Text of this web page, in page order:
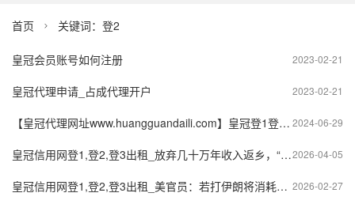
首页  关键词：登2
2023-02-21
皇冠会员账号如何注册
2023-02-21
皇冠代理申请_占成代理开户
2024-06-29
【皇冠代理网址www.huangguandaili.com】皇冠登1登2登3 代理「皇冠正网www.hg0088.com」代理注册
2026-04-05
皇冠信用网登1,登2,登3出租_放弃几十万年收入返乡，“倒贴钱”买车作公用，53岁“吉普书记”突然离世，200余民众自发送别
2026-02-27
皇冠信用网登1,登2,登3出租_美官员：若打伊朗将消耗大量弹药，从而给中国创造武统机会